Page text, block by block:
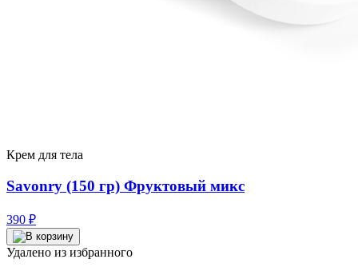
Крем для тела
Savonry (150 гр) Фруктовый микс
390 ₽
Удалено из избранного